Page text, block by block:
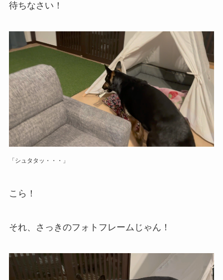
待ちなさい！
「シュタタッ・・・」
こら！
それ、さっきのフォトフレームじゃん！